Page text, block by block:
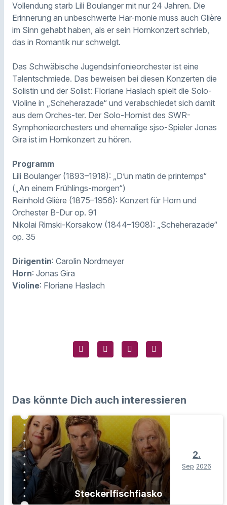
Vollendung starb Lili Boulanger mit nur 24 Jahren. Die
Erinnerung an unbeschwerte Har-monie muss auch Glière
im Sinn gehabt haben, als er sein Hornkonzert schrieb,
das in Romantik nur schwelgt.
Das Schwäbische Jugendsinfonieorchester ist eine
Talentschmiede. Das beweisen bei diesen Konzerten die
Solistin und der Solist: Floriane Haslach spielt die Solo-
Violine in „Scheherazade“ und verabschiedet sich damit
aus dem Orches-ter. Der Solo-Hornist des SWR-
Symphonieorchesters und ehemalige sjso-Spieler Jonas
Gira ist im Hornkonzert zu hören.
Programm
Lili Boulanger (1893–1918): „D’un matin de printemps“
(„An einem Frühlings-morgen“)
Reinhold Glière (1875–1956): Konzert für Horn und
Orchester B-Dur op. 91
Nikolai Rimski-Korsakow (1844–1908): „Scheherazade“
op. 35
Dirigentin: Carolin Nordmeyer
Horn: Jonas Gira
Violine: Floriane Haslach
Das könnte Dich auch interessieren
Steckerlfischfiasko
2.
Sep 2026